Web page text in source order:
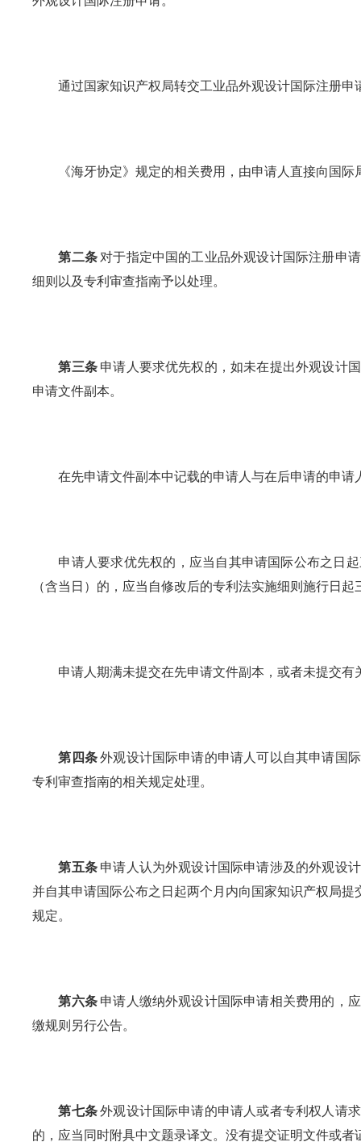
通过国家知识产权局转交工业品外观设计国际注册申
《海牙协定》规定的相关费用，由申请人直接向国际
第二条 对于指定中国的工业品外观设计国际注册申
细则以及专利审查指南予以处理。
第三条 申请人要求优先权的，如未在提出外观设计
申请文件副本。
在先申请文件副本中记载的申请人与在后申请的申请
申请人要求优先权的，应当自其申请国际公布之日起
（含当日）的，应当自修改后的专利法实施细则施行日
申请人期满未提交在先申请文件副本，或者未提交有
第四条外观设计国际申请的申请人可以自其申请国
专利审查指南的相关规定处理。
第五条 申请人认为外观设计国际申请涉及的外观设
并自其申请国际公布之日起两个月内向国家知识产权局
规定。
第六条 申请人缴纳外观设计国际申请相关费用的，
缴规则另行公告。
第七条外观设计国际申请的申请人或者专利权人请
的，应当同时附具中文题录译文。没有提交证明文件或